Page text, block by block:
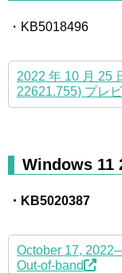
・KB5018496
2022 年 10 月 25
22621.755) プレ
Windows 11
・KB5020387
October 17,
Out-of-band